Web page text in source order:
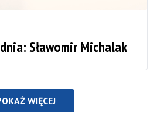
Sławomir Michalak
WIĘCEJ